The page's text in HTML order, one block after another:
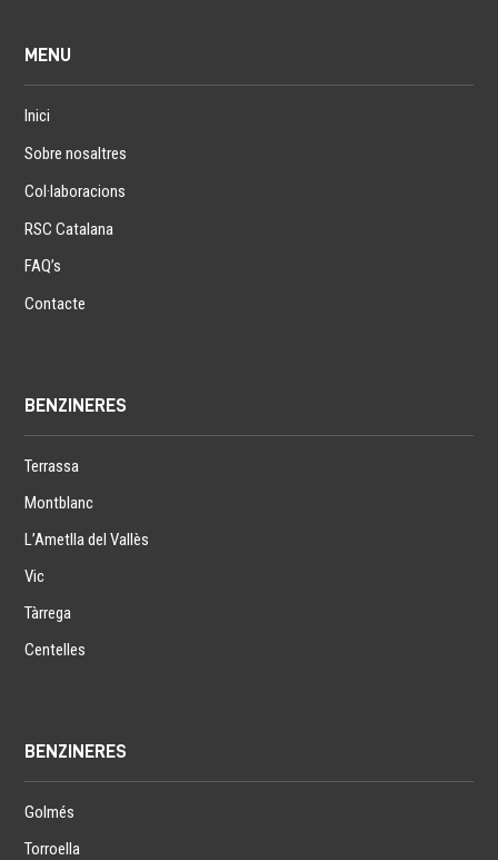
MENU
Inici
Sobre nosaltres
Col·laboracions
RSC Catalana
FAQ’s
Contacte
BENZINERES
Terrassa
Montblanc
L’Ametlla del Vallès
Vic
Tàrrega
Centelles
BENZINERES
Golmés
Torroella